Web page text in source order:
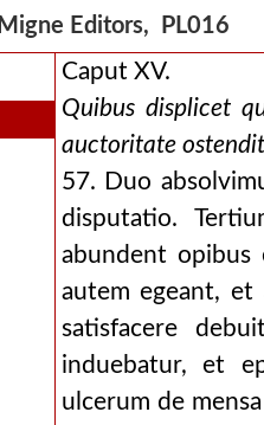
Migne Editors, PL016
Caput XV.
Quibus displicet
auctoritate
57. Duo
disputatio.
abundent
autem egeant, et
satisfacere
induebatur, et
ulcerum de